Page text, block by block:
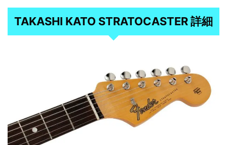
TAKASHI KATO STRATOCASTER 詳細